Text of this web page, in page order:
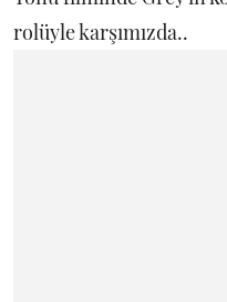
rolüyle karşımızda..